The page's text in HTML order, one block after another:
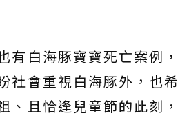
有白海豚寶寶死亡案例，
社會重視白海豚外，也希
、且恰逢兒童節的此刻，